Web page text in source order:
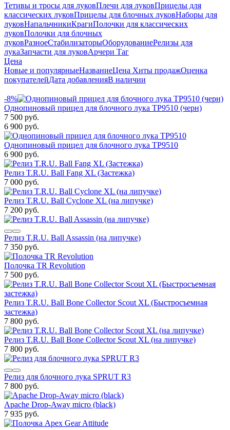
Тетивы и тросы для луковПлечи для луковПрицелы для
классических луковПрицелы для блочных луковНаборы для
луковНапальчникиКрагиПолочки для классических
луковПолочки для блочных
луковРазноеСтабилизаторыОборудованиеРелизы для
лукаЗапчасти для луковАрчери Таг
Цена
Новые и популярныеНазваниеЦена Хиты продажОценка
покупателейДата добавленияВ наличии
-8%
Однопиновый прицел для блочного лука TP9510 (черн)
7 500 руб.
6 900 руб.
Однопиновый прицел для блочного лука TP9510
6 900 руб.
Релиз T.R.U. Ball Fang XL (Застежка)
7 000 руб.
Релиз T.R.U. Ball Cyclone XL (на липучке)
7 200 руб.
Релиз T.R.U. Ball Assassin (на липучке)
7 350 руб.
Полочка TR Revolution
7 500 руб.
Релиз T.R.U. Ball Bone Collector Scout XL (Быстросъемная
застежка)
7 800 руб.
Релиз T.R.U. Ball Bone Collector Scout XL (на липучке)
7 800 руб.
Релиз для блочного лука SPRUT R3
7 800 руб.
Apache Drop-Away micro (black)
7 935 руб.